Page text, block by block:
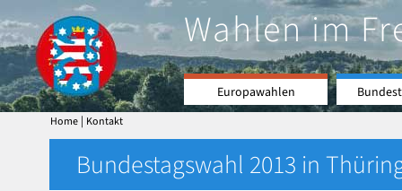
Wahlen im
Europawahlen
Home | Kontakt
Bundestagswahl 2013 in